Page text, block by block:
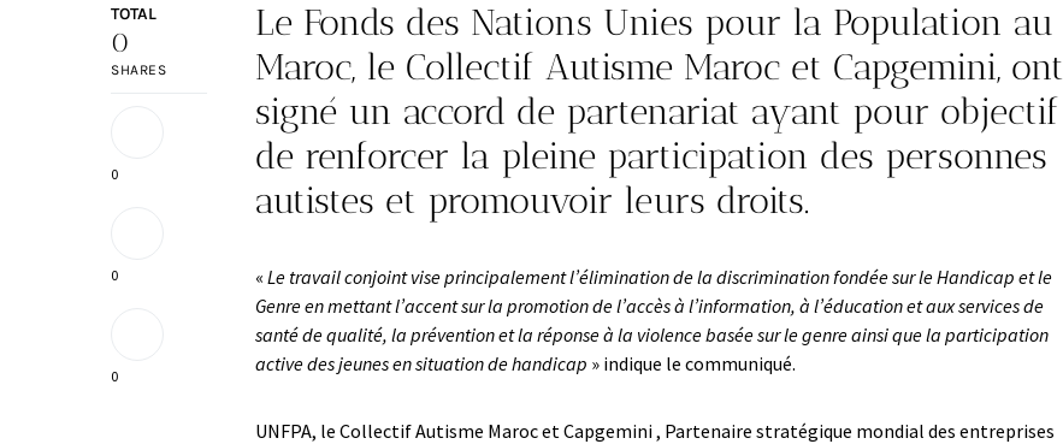
TOTAL
0
SHARES
0
0
0
Le Fonds des Nations Unies pour la Population au
Maroc, le Collectif Autisme Maroc et Capgemini, ont
signé un accord de partenariat ayant pour objectif
de renforcer la pleine participation des personnes
autistes et promouvoir leurs droits.
« Le travail conjoint vise principalement l’élimination de la discrimination fondée sur le Handicap et le
Genre en mettant l’accent sur la promotion de l’accès à l’information, à l’éducation et aux services de
santé de qualité, la prévention et la réponse à la violence basée sur le genre ainsi que la participation
active des jeunes en situation de handicap » indique le communiqué.
UNFPA, le Collectif Autisme Maroc et Capgemini , Partenaire stratégique mondial des entreprises